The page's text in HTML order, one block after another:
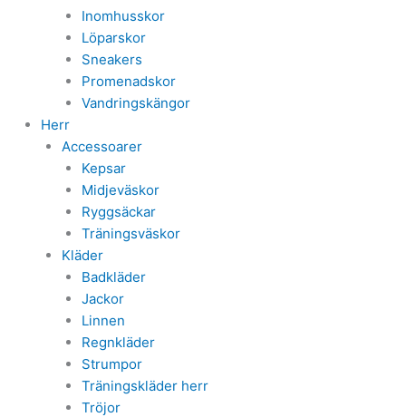
Inomhusskor
Löparskor
Sneakers
Promenadskor
Vandringskängor
Herr
Accessoarer
Kepsar
Midjeväskor
Ryggsäckar
Träningsväskor
Kläder
Badkläder
Jackor
Linnen
Regnkläder
Strumpor
Träningskläder herr
Tröjor